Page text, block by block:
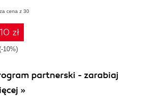
using
SAP
cena z 30
zł
10%)
partnerski - zarabiaj
»